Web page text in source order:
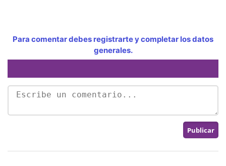
Para comentar debes registrarte y completar los datos
generales.